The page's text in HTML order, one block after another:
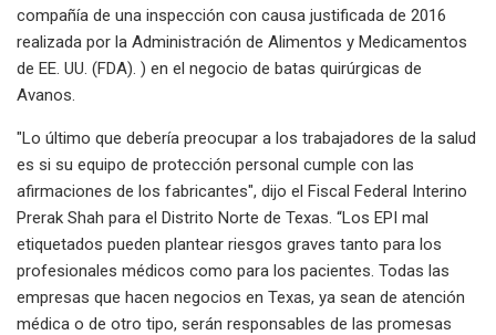
compañía de una inspección con causa justificada de 2016
realizada por la Administración de Alimentos y Medicamentos
de EE. UU. (FDA). ) en el negocio de batas quirúrgicas de
Avanos.
"Lo último que debería preocupar a los trabajadores de la salud
es si su equipo de protección personal cumple con las
afirmaciones de los fabricantes", dijo el Fiscal Federal Interino
Prerak Shah para el Distrito Norte de Texas. “Los EPI mal
etiquetados pueden plantear riesgos graves tanto para los
profesionales médicos como para los pacientes. Todas las
empresas que hacen negocios en Texas, ya sean de atención
médica o de otro tipo, serán responsables de las promesas